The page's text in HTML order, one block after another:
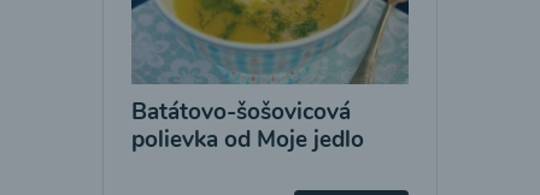
Batátovo-šošovicová
polievka od Moje jedlo